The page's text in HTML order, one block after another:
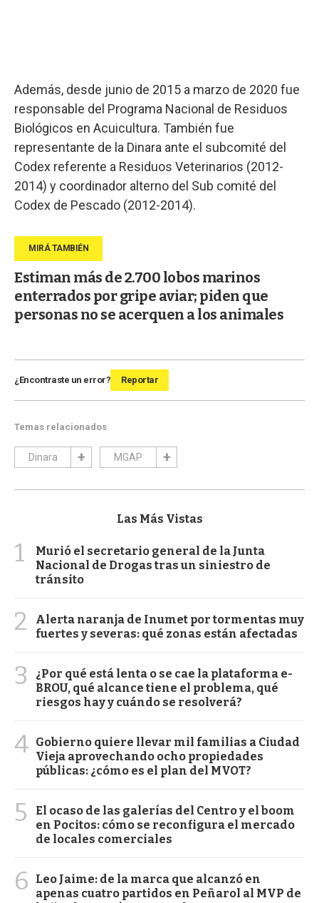
Además, desde junio de 2015 a marzo de 2020 fue
responsable del Programa Nacional de Residuos
Biológicos en Acuicultura. También fue
representante de la Dinara ante el subcomité del
Codex referente a Residuos Veterinarios (2012-
2014) y coordinador alterno del Sub comité del
Codex de Pescado (2012-2014).
Estiman más de 2.700 lobos marinos
enterrados por gripe aviar; piden que
personas no se acerquen a los animales
¿Encontraste un error? Reportar
Temas relacionados
Dinara MGAP
Las Más Vistas
1
Murió el secretario general de la Junta
Nacional de Drogas tras un siniestro de
tránsito
2
Alerta naranja de Inumet por tormentas muy
fuertes y severas: qué zonas están afectadas
3
¿Por qué está lenta o se cae la plataforma e-
BROU, qué alcance tiene el problema, qué
riesgos hay y cuándo se resolverá?
4 Gobierno quiere llevar mil familias a Ciudad
Vieja aprovechando ocho propiedades
públicas: ¿cómo es el plan del MVOT?
5
El ocaso de las galerías del Centro y el boom
en Pocitos: cómo se reconfigura el mercado
de locales comerciales
6
Leo Jaime: de la marca que alcanzó en
apenas cuatro partidos en Peñarol al MVP de